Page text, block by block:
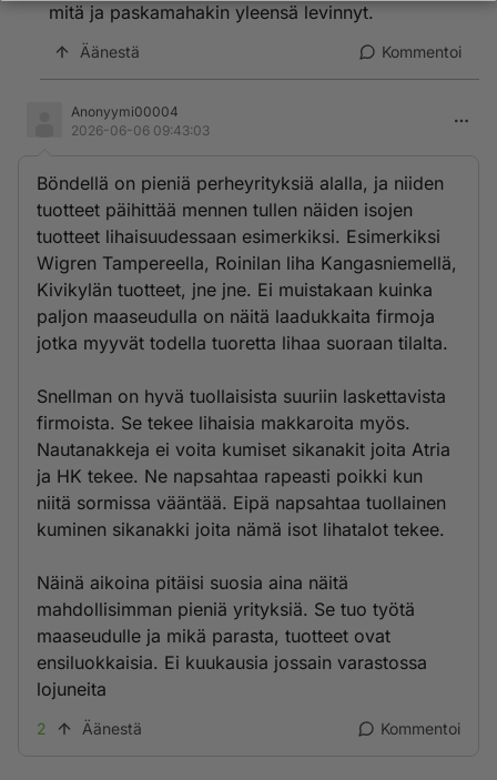
mitä ja paskamahakin yleensä levinnyt.
Äänestä Kommentoi
Anonyymi00004
2026-06-06 09:43:03
Böndellä on pieniä perheyrityksiä alalla, ja niiden
tuotteet päihittää mennen tullen näiden isojen
tuotteet lihaisuudessaan esimerkiksi. Esimerkiksi
Wigren Tampereella, Roinilan liha Kangasniemellä,
Kivikylän tuotteet, jne jne. Ei muistakaan kuinka
paljon maaseudulla on näitä laadukkaita firmoja
jotka myyvät todella tuoretta lihaa suoraan tilalta.
Snellman on hyvä tuollaisista suuriin laskettavista
firmoista. Se tekee lihaisia makkaroita myös.
Nautanakkeja ei voita kumiset sikanakit joita Atria
ja HK tekee. Ne napsahtaa rapeasti poikki kun
niitä sormissa vääntää. Eipä napsahtaa tuollainen
kuminen sikanakki joita nämä isot lihatalot tekee.
Näinä aikoina pitäisi suosia aina näitä
mahdollisimman pieniä yrityksiä. Se tuo työtä
maaseudulle ja mikä parasta, tuotteet ovat
ensiluokkaisia. Ei kuukausia jossain varastossa
lojuneita
2 Äänestä Kommentoi